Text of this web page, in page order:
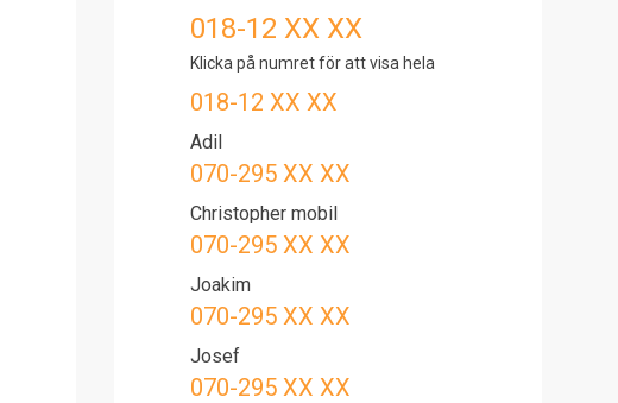
018-12 XX XX
Klicka på numret för att visa hela
018-12 XX XX
Adil
070-295 XX XX
Christopher mobil
070-295 XX XX
Joakim
070-295 XX XX
Josef
070-295 XX XX